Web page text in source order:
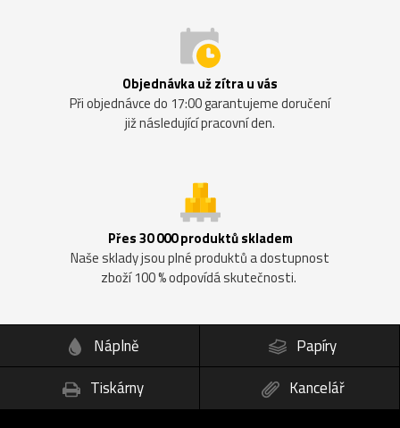
Objednávka už zítra u vás
Při objednávce do 17:00 garantujeme doručení
již následující pracovní den.
Přes 30 000 produktů skladem
Naše sklady jsou plné produktů a dostupnost
zboží 100 % odpovídá skutečnosti.
Náplně
Papíry
Tiskárny
Kancelář